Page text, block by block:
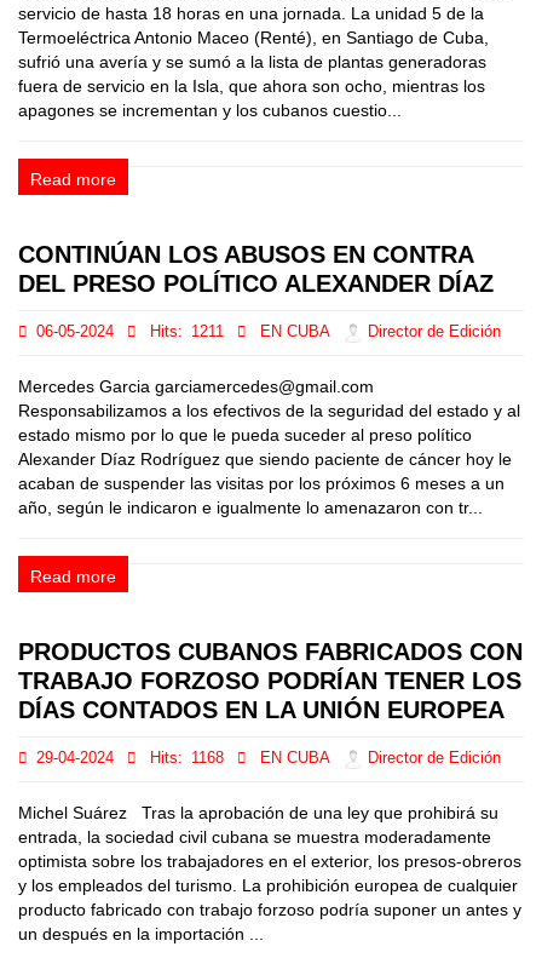
servicio de hasta 18 horas en una jornada. La unidad 5 de la
Termoeléctrica Antonio Maceo (Renté), en Santiago de Cuba,
sufrió una avería y se sumó a la lista de plantas generadoras
fuera de servicio en la Isla, que ahora son ocho, mientras los
apagones se incrementan y los cubanos cuestio...
Read more
CONTINÚAN LOS ABUSOS EN CONTRA
DEL PRESO POLÍTICO ALEXANDER DÍAZ
06-05-2024 Hits: 1211 EN CUBA Director de Edición
Mercedes Garcia garciamercedes@gmail.com
Responsabilizamos a los efectivos de la seguridad del estado y al
estado mismo por lo que le pueda suceder al preso político
Alexander Díaz Rodríguez que siendo paciente de cáncer hoy le
acaban de suspender las visitas por los próximos 6 meses a un
año, según le indicaron e igualmente lo amenazaron con tr...
Read more
PRODUCTOS CUBANOS FABRICADOS CON
TRABAJO FORZOSO PODRÍAN TENER LOS
DÍAS CONTADOS EN LA UNIÓN EUROPEA
29-04-2024 Hits: 1168 EN CUBA Director de Edición
Michel Suárez Tras la aprobación de una ley que prohibirá su
entrada, la sociedad civil cubana se muestra moderadamente
optimista sobre los trabajadores en el exterior, los presos-obreros
y los empleados del turismo. La prohibición europea de cualquier
producto fabricado con trabajo forzoso podría suponer un antes y
un después en la importación ...